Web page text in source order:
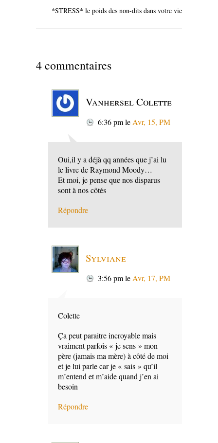
*STRESS* le poids des non-dits dans votre vie
4 commentaires
Vanhersel Colette
6:36 pmleAvr, 15, PM
Oui,il y a déjà qq années que j’ai lu
le livre de Raymond Moody…
Et moi, je pense que nos disparus
sont à nos côtés
Répondre
Sylviane
3:56 pmleAvr, 17, PM
Colette
Ça peut paraitre incroyable mais
vraiment parfois « je sens » mon
père (jamais ma mère) à côté de moi
et je lui parle car je « sais » qu’il
m’entend et m’aide quand j’en ai
besoin
Répondre